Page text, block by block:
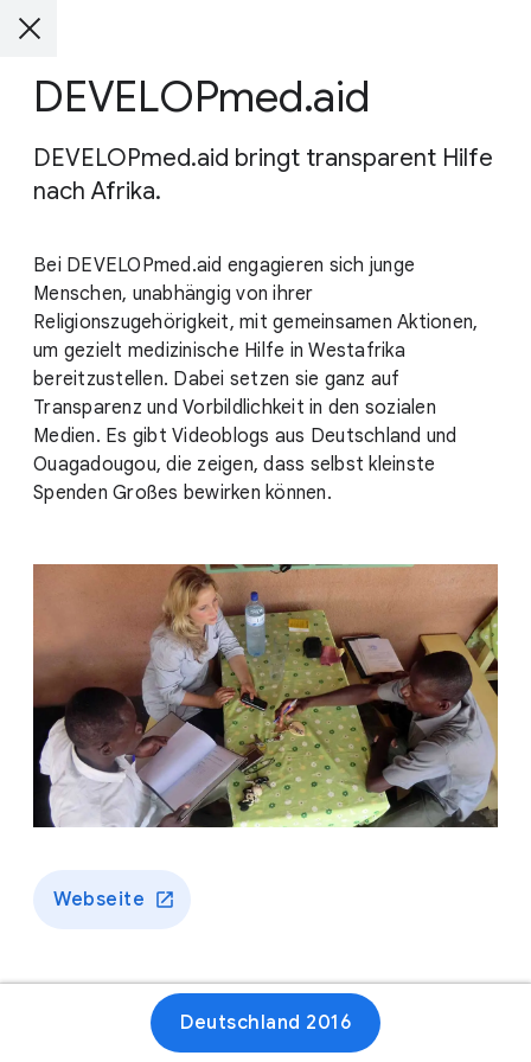
DEVELOPmed.aid
DEVELOPmed.aid bringt transparent Hilfe
nach Afrika.
Bei DEVELOPmed.aid engagieren sich junge
Menschen, unabhängig von ihrer
Religionszugehörigkeit, mit gemeinsamen Aktionen,
um gezielt medizinische Hilfe in Westafrika
bereitzustellen. Dabei setzen sie ganz auf
Transparenz und Vorbildlichkeit in den sozialen
Medien. Es gibt Videoblogs aus Deutschland und
Ouagadougou, die zeigen, dass selbst kleinste
Spenden Großes bewirken können.
Webseite
Deutschland 2016